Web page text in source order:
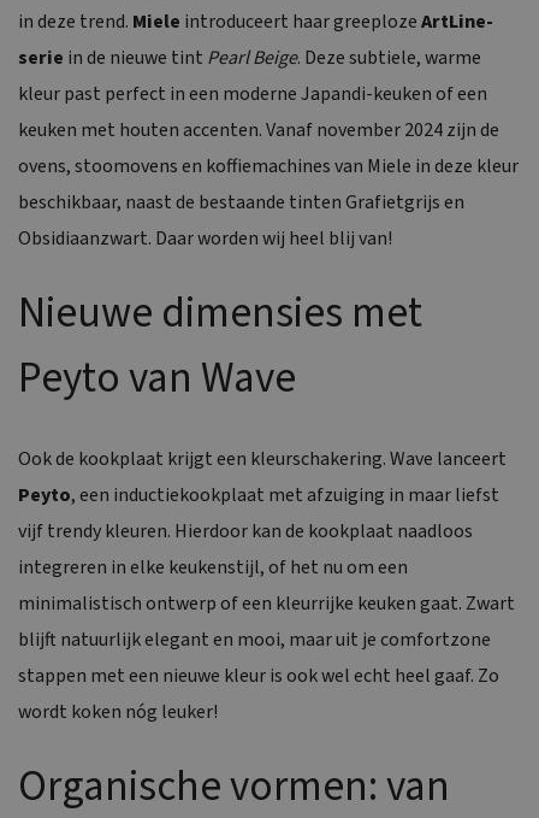
in deze trend. Miele introduceert haar greeplozeArtLine-
serie in de nieuwe tint Pearl Beige. Deze subtiele, warme
kleur past perfect in een moderne Japandi-keuken of een
keuken met houten accenten. Vanaf november 2024 zijn de
ovens, stoomovens en koffiemachines van Miele in deze kleur
beschikbaar, naast de bestaande tinten Grafietgrijs en
Obsidiaanzwart. Daar worden wij heel blij van!
Nieuwe dimensies met
Peyto van Wave
Ook de kookplaat krijgt een kleurschakering. Wave lanceert
Peyto, een inductiekookplaat met afzuiging in maar liefst
vijf trendy kleuren. Hierdoor kan de kookplaat naadloos
integreren in elke keukenstijl, of het nu om een
minimalistisch ontwerp of een kleurrijke keuken gaat. Zwart
blijft natuurlijk elegant en mooi, maar uit je comfortzone
stappen met een nieuwe kleur is ook wel echt heel gaaf. Zo
wordt koken nóg leuker!
Organische vormen: van